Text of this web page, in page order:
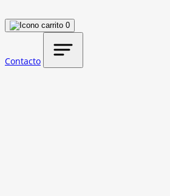
0
Contacto